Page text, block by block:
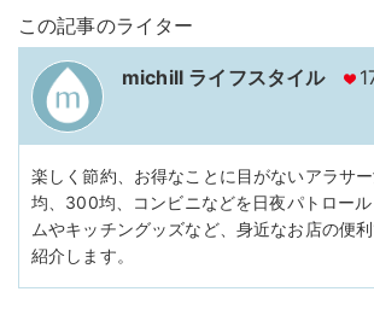
この記事のライター
michill ライフスタイル
楽しく節約、お得なことに目がないアラサ
均、300均、コンビニなどを日夜パトロー
ムやキッチングッズなど、身近なお店の便
紹介します。